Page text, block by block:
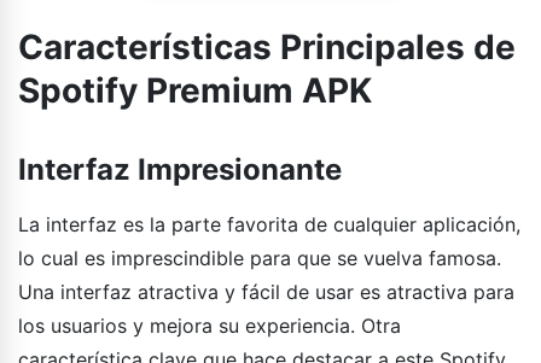
Características Principales de
Spotify Premium APK
Interfaz Impresionante
La interfaz es la parte favorita de cualquier aplicación,
lo cual es imprescindible para que se vuelva famosa.
Una interfaz atractiva y fácil de usar es atractiva para
los usuarios y mejora su experiencia. Otra